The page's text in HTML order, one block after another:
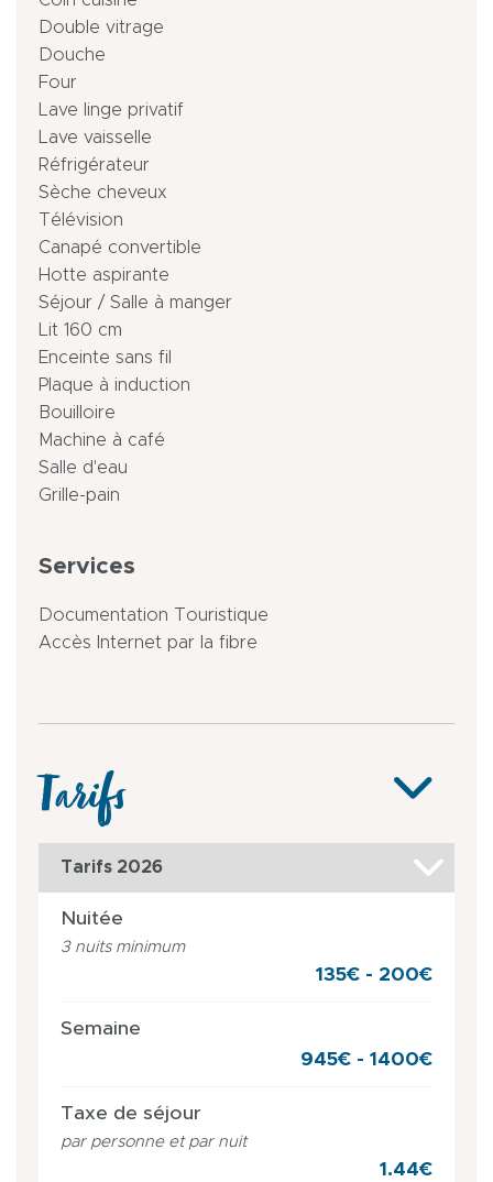
Double vitrage
Douche
Four
Lave linge privatif
Lave vaisselle
Réfrigérateur
Sèche cheveux
Télévision
Canapé convertible
Hotte aspirante
Séjour / Salle à manger
Lit 160 cm
Enceinte sans fil
Plaque à induction
Bouilloire
Machine à café
Salle d'eau
Grille-pain
Services
Documentation Touristique
Accès Internet par la fibre
Tarifs
Tarifs 2026
Nuitée
3 nuits minimum
135€ - 200€
Semaine
945€ - 1400€
Taxe de séjour
par personne et par nuit
1.44€